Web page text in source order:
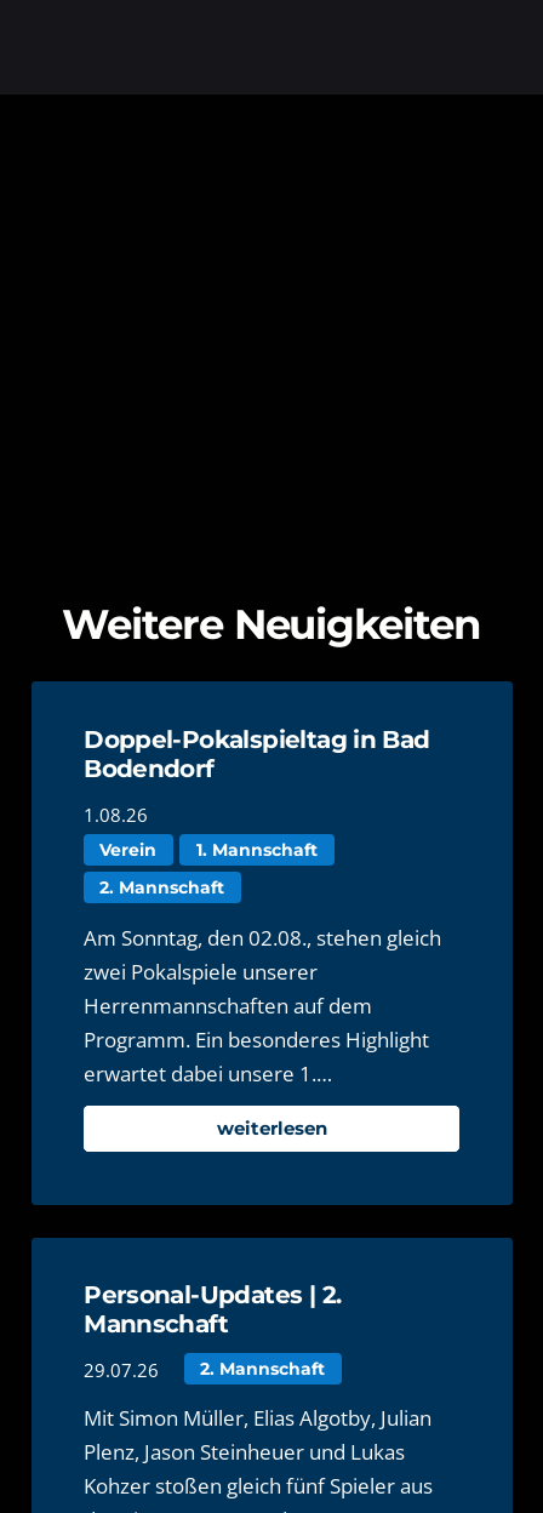
Weitere Neuigkeiten
Doppel-Pokalspieltag in Bad
Bodendorf
1.08.26
Verein
1. Mannschaft
2. Mannschaft
Am Sonntag, den 02.08., stehen gleich
zwei Pokalspiele unserer
Herrenmannschaften auf dem
Programm. Ein besonderes Highlight
erwartet dabei unsere 1.…
weiterlesen
Personal-Updates | 2.
Mannschaft
29.07.26 2. Mannschaft
Mit Simon Müller, Elias Algotby, Julian
Plenz, Jason Steinheuer und Lukas
Kohzer stoßen gleich fünf Spieler aus